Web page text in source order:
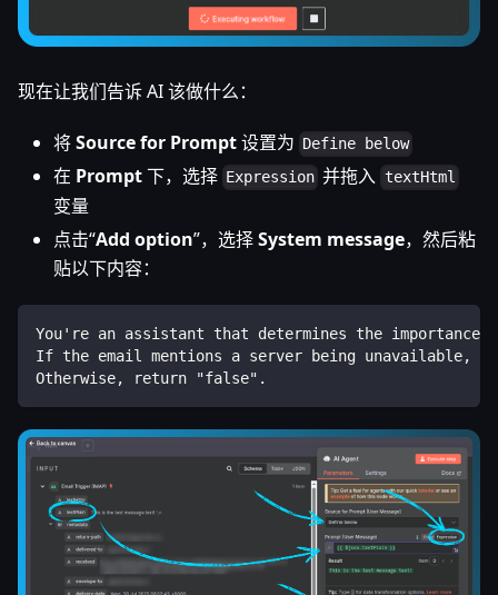
现在让我们告诉 AI 该做什么：
将Source for Prompt设置为 Define below
在 Prompt下，选择 Expression 并拖入 textHtml
变量
点击“Add option”，选择System message，然后粘
贴以下内容：
You're an assistant that determines the importance
If the email mentions a server being unavailable,
Otherwise, return "false".